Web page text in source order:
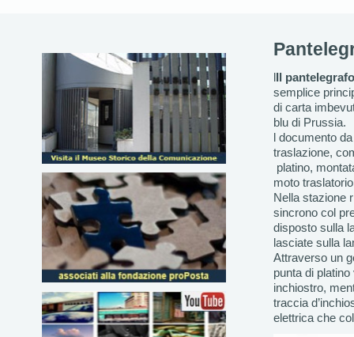
Il
semplice
di carta
blu di Prussia.
l documento
traslazione,
platino,
moto
Nella stazione
sincrono col
disposto sulla
lasciate sulla
Attraverso un
punta di
inchiostro,
traccia
elettrica che